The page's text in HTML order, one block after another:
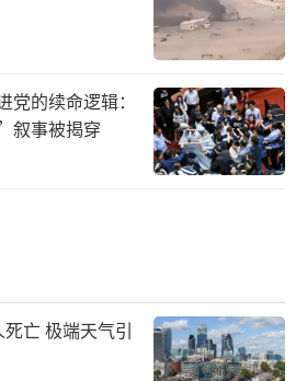
的续命逻辑：
叙事被揭穿
亡 极端天气引